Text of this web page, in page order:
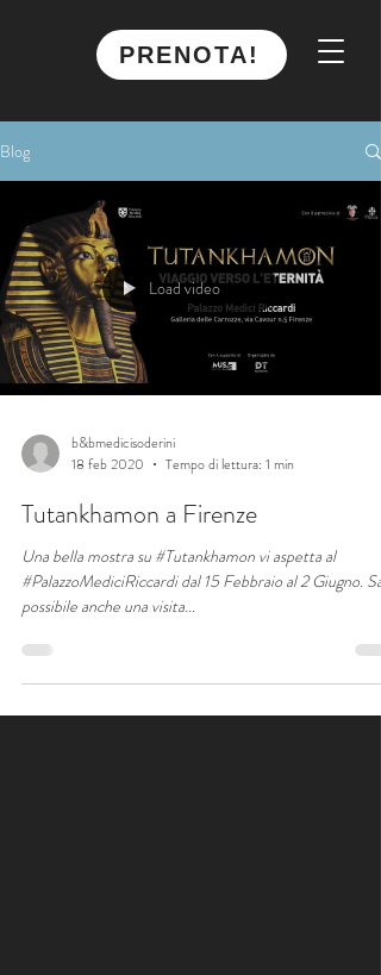
PRENOTA!
Blog
Load video
b&bmedicisoderini
18 feb 2020
Tempo di lettura: 1 min
Tutankhamon a Firenze
Una bella mostra su #Tutankhamon vi aspetta al
#PalazzoMediciRiccardi dal 15 Febbraio al 2 Giugno.
possibile anche una visita...